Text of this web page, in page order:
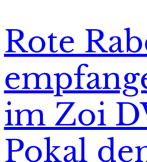
Rote
im Zoi
Pokal